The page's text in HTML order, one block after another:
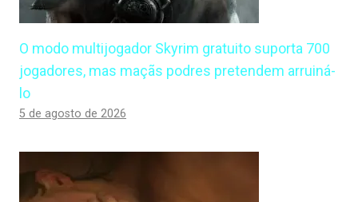
O modo multijogador Skyrim gratuito suporta 700
jogadores, mas maçãs podres pretendem arruiná-
lo
5 de agosto de 2026